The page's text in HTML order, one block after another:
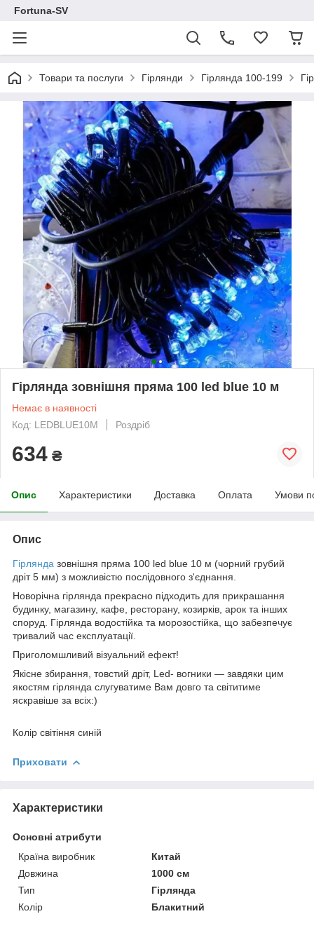
Fortuna-SV
Товари та послуги Гірлянди Гірлянда 100-199
Гірлянда зовнішня пряма 100 led blue 10 м
Немає в наявності
Код: LEDBLUE10M
Роздріб
634 ₴
Опис Характеристики Доставка Оплата Умови
Опис
Гірлянда зовнішня пряма 100 led blue 10 м (чорний грубий
дріт 5 мм) з можливістю послідовного з'єднання.
Новорічна гірлянда прекрасно підходить для прикрашання
будинку, магазину, кафе, ресторану, козирків, арок та інших
споруд. Гірлянда водостійка та морозостійка, що забезпечує
тривалий час експлуатації.
Приголомшливий візуальний ефект!
Якісне збирання, товстий дріт, Led- вогники — завдяки цим
якостям гірлянда слугуватиме Вам довго та світитиме
яскравіше за всіх:)
Колір світіння синій
Приховати
Характеристики
Основні атрибути
Країна виробник
Китай
Довжина
1000 см
Тип
Гірлянда
Колір
Блакитний